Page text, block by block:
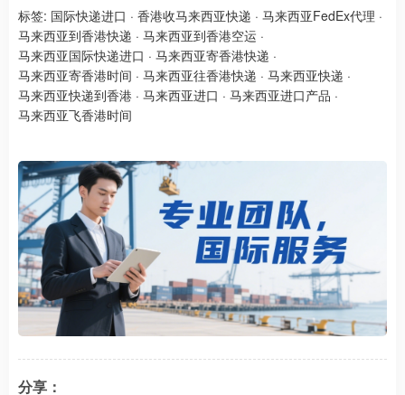
标签: 国际快递进口 · 香港收马来西亚快递 · 马来西亚FedEx代理 ·
马来西亚到香港快递 · 马来西亚到香港空运 ·
马来西亚国际快递进口 · 马来西亚寄香港快递 ·
马来西亚寄香港时间 · 马来西亚往香港快递 · 马来西亚快递 ·
马来西亚快递到香港 · 马来西亚进口 · 马来西亚进口产品 ·
马来西亚飞香港时间
分享：